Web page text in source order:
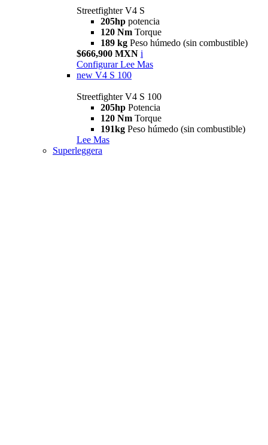
Streetfighter V4 S
205hp potencia
120 Nm Torque
189 kg Peso húmedo (sin combustible)
$666,900 MXN i
Configurar Lee Mas
new V4 S 100
Streetfighter V4 S 100
205hp Potencia
120 Nm Torque
191kg Peso húmedo (sin combustible)
Lee Mas
Superleggera